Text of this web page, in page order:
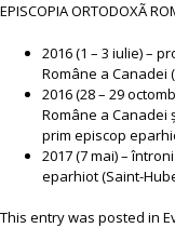
EPISCOPIA ORTODOXÃ
2016 (1 – 3 iulie) –
Române a Canadei
2016 (28 – 29
Române a Canadei
prim episcop
2017 (7 mai) –
eparhiot (Saint-
This entry was posted in